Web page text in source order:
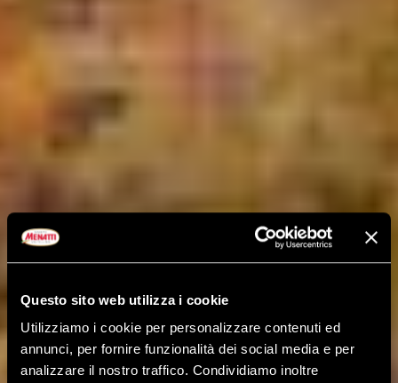
Questo sito web utilizza i cookie
Utilizziamo i cookie per personalizzare contenuti ed
annunci, per fornire funzionalità dei social media e per
analizzare il nostro traffico. Condividiamo inoltre